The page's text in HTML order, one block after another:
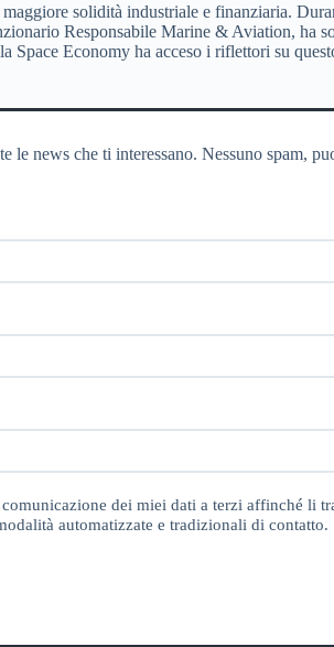
solidità industriale e finanziaria.
Responsabile Marine & Aviation, ha
Space Economy ha acceso i riflettori su
le news che ti interessano. Nessuno spam,
dei miei dati a terzi affinché li
automatizzate e tradizionali di contatto.